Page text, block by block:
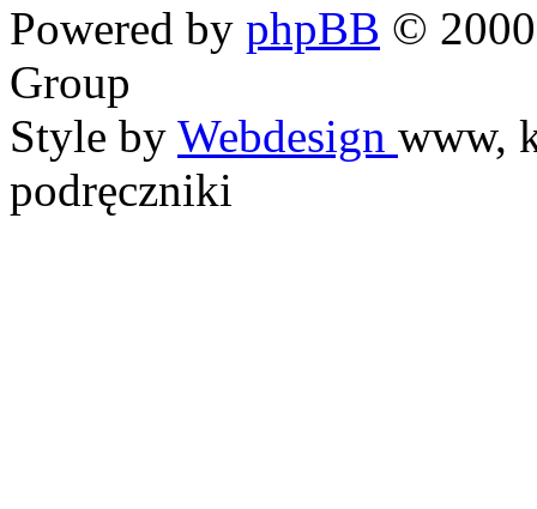
Powered by phpBB ©
Group
Style by Webdesign www,
podręczniki